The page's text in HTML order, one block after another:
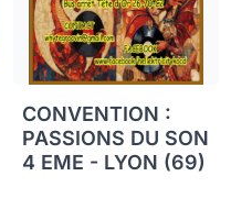
CONVENTION :
PASSIONS DU SON
4 EME - LYON (69)